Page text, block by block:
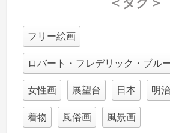
フリー絵画
ロバート・フレデリック・ブル
女性画 展望台 日本 明
着物 風俗画 風景画